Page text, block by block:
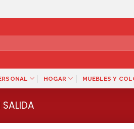
HOGAR MUEBLES Y